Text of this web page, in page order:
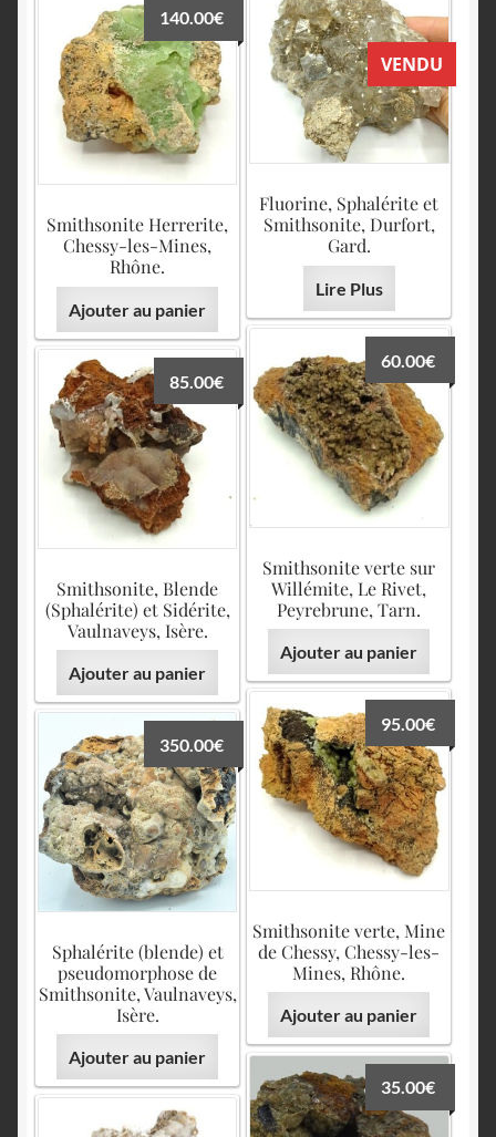
VENDU
Fluorine, Sphalérite et
Smithsonite, Durfort,
Gard.
Lire Plus
Smithsonite Herrerite,
Chessy-les-Mines,
Rhône.
140.00€
Ajouter au panier
Smithsonite verte sur
Willémite, Le Rivet,
Peyrebrune, Tarn.
60.00€
Ajouter au panier
Smithsonite, Blende
(Sphalérite) et Sidérite,
Vaulnaveys, Isère.
85.00€
Ajouter au panier
Smithsonite verte, Mine
de Chessy, Chessy-les-
Mines, Rhône.
95.00€
Ajouter au panier
Sphalérite (blende) et
pseudomorphose de
Smithsonite, Vaulnaveys,
Isère.
350.00€
Ajouter au panier
35.00€